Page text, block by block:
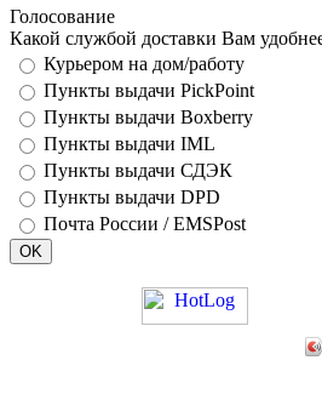
Голосование
Какой службой доставки Вам
Курьером на дом/работу
Пункты выдачи PickPoint
Пункты выдачи Boxberry
Пункты выдачи IML
Пункты выдачи СДЭК
Пункты выдачи DPD
Почта России / EMSPost